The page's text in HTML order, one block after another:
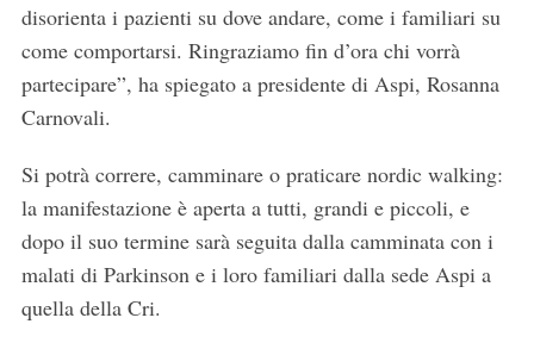
disorienta i pazienti su dove andare, come i familiari su
come comportarsi. Ringraziamo fin d’ora chi vorrà
partecipare”, ha spiegato a presidente di Aspi, Rosanna
Carnovali.
Si potrà correre, camminare o praticare nordic walking:
la manifestazione è aperta a tutti, grandi e piccoli, e
dopo il suo termine sarà seguita dalla camminata con i
malati di Parkinson e i loro familiari dalla sede Aspi a
quella della Cri.